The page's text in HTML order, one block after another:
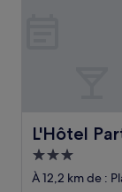
L'Hôtel
L'Hôtel
Hébergement
3.0 étoiles
À 12,2 km de :